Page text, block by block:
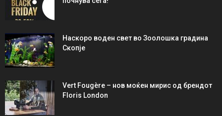
Наскоро воден свет во Зоолошка градина
Скопје
Vert Fougère – нов моќен мирис од брендот
Floris London